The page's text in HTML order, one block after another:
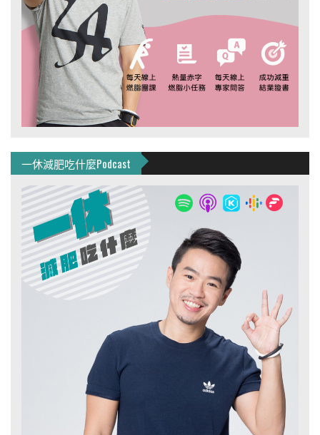
一休減肥吃什麼Podcast